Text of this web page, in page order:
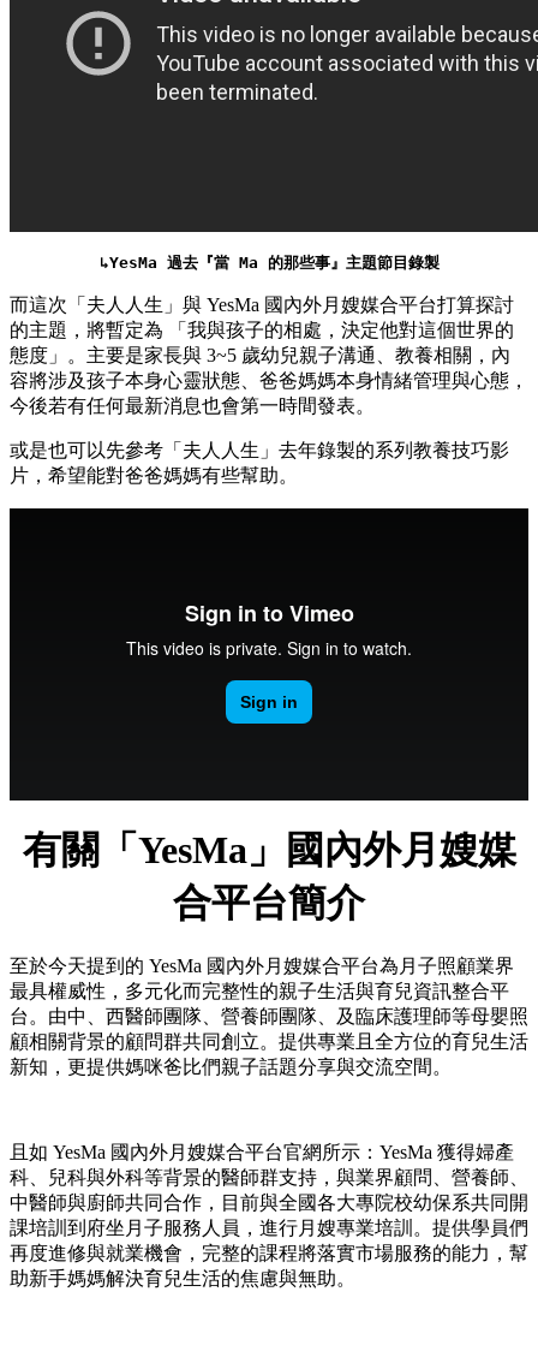
↳YesMa 過去『當 Ma 的那些事』主題節目錄製
而這次「夫人人生」與 YesMa 國內外月嫂媒合平台打算探討
的主題，將暫定為 「我與孩子的相處，決定他對這個世界的
態度」。主要是家長與 3~5 歲幼兒親子溝通、教養相關，內
容將涉及孩子本身心靈狀態、爸爸媽媽本身情緒管理與心態，
今後若有任何最新消息也會第一時間發表。
或是也可以先參考「夫人人生」去年錄製的系列教養技巧影
片，希望能對爸爸媽媽有些幫助。
有關「YesMa」國內外月嫂媒
合平台簡介
至於今天提到的 YesMa 國內外月嫂媒合平台為月子照顧業界
最具權威性，多元化而完整性的親子生活與育兒資訊整合平
台。由中、西醫師團隊、營養師團隊、及臨床護理師等母嬰照
顧相關背景的顧問群共同創立。提供專業且全方位的育兒生活
新知，更提供媽咪爸比們親子話題分享與交流空間。
且如 YesMa 國內外月嫂媒合平台官網所示：YesMa 獲得婦產
科、兒科與外科等背景的醫師群支持，與業界顧問、營養師、
中醫師與廚師共同合作，目前與全國各大專院校幼保系共同開
課培訓到府坐月子服務人員，進行月嫂專業培訓。提供學員們
再度進修與就業機會，完整的課程將落實市場服務的能力，幫
助新手媽媽解決育兒生活的焦慮與無助。